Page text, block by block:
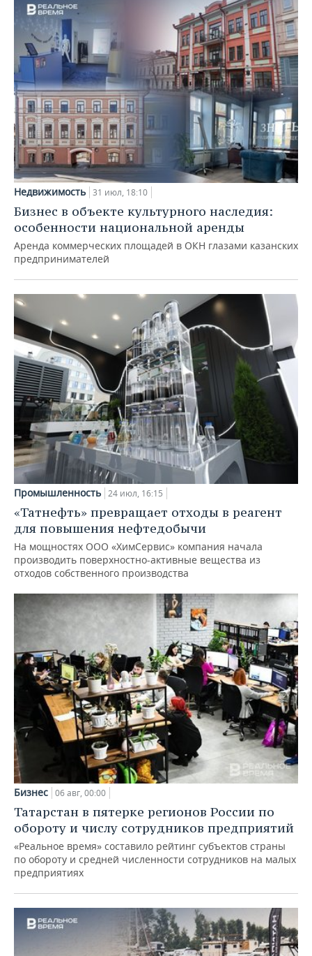
Недвижимость 31 июл, 18:10
Бизнес в объекте культурного наследия:
особенности национальной аренды
Аренда коммерческих площадей в ОКН глазами казанских
предпринимателей
Промышленность 24 июл, 16:15
«Татнефть» превращает отходы в реагент
для повышения нефтедобычи
На мощностях ООО «ХимСервис» компания начала
производить поверхностно-активные вещества из
отходов собственного производства
Бизнес 06 авг, 00:00
Татарстан в пятерке регионов России по
обороту и числу сотрудников предприятий
«Реальное время» составило рейтинг субъектов страны
по обороту и средней численности сотрудников на малых
предприятиях